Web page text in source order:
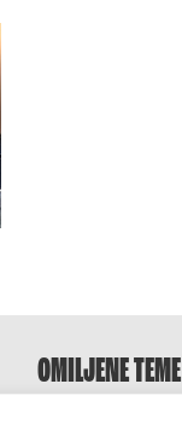
OMILJENE TEME